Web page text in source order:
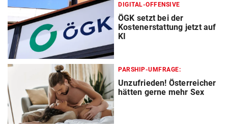
DIGITAL-OFFENSIVE
ÖGK setzt bei der
Kostenerstattung jetzt auf
KI
PARSHIP-UMFRAGE:
Unzufrieden! Österreicher
hätten gerne mehr Sex